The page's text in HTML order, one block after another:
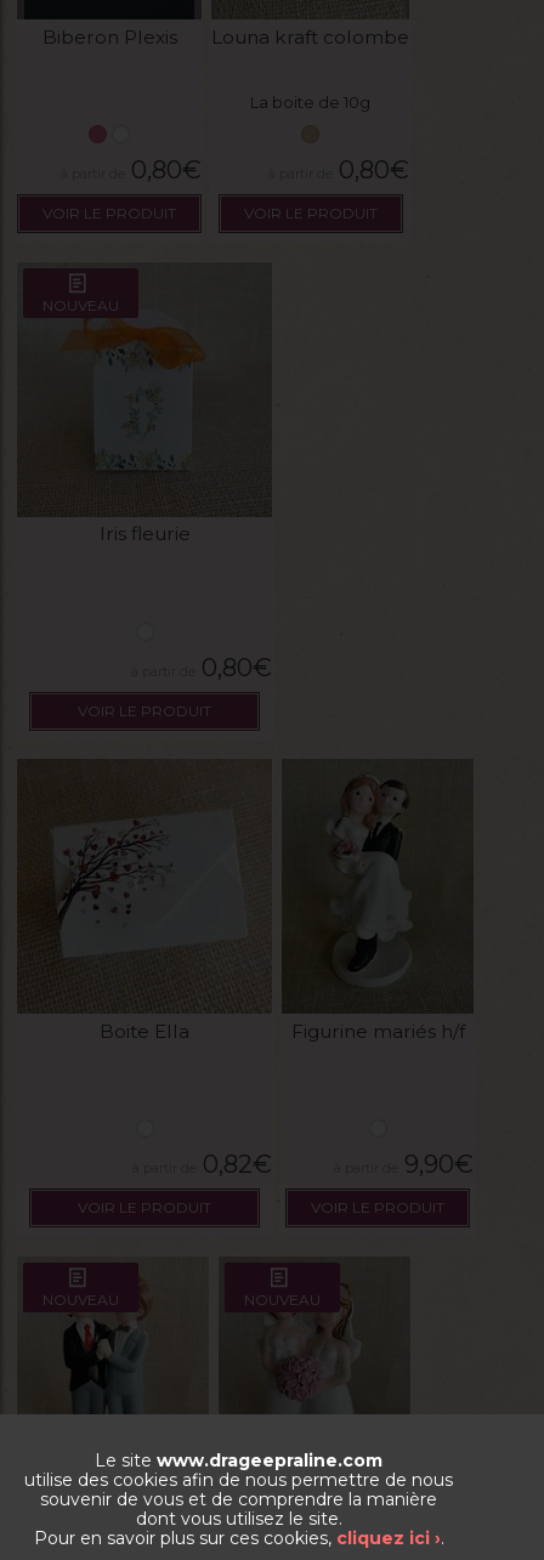
Biberon Plexis
0,80€
VOIR LE PRODUIT
Louna kraft colombe
La boite de 10g
0,80€
VOIR LE PRODUIT
NOUVEAU
Iris fleurie
0,80€
VOIR LE PRODUIT
Boite Ella
0,82€
VOIR LE PRODUIT
Figurine mariés h/f
9,90€
VOIR LE PRODUIT
NOUVEAU
Figurine mariés h/h
NOUVEAU
Figurine mariées f/f
Le site www.drageepraline.com
utilise des cookies afin de nous permettre de nous
souvenir de vous et de comprendre la manière
dont vous utilisez le site.
Pour en savoir plus sur ces cookies, cliquez ici ›.